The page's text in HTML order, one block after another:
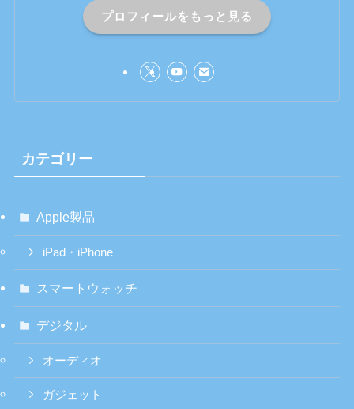
プロフィールをもっと見る
カテゴリー
Apple製品
iPad・iPhone
スマートウォッチ
デジタル
オーディオ
ガジェット